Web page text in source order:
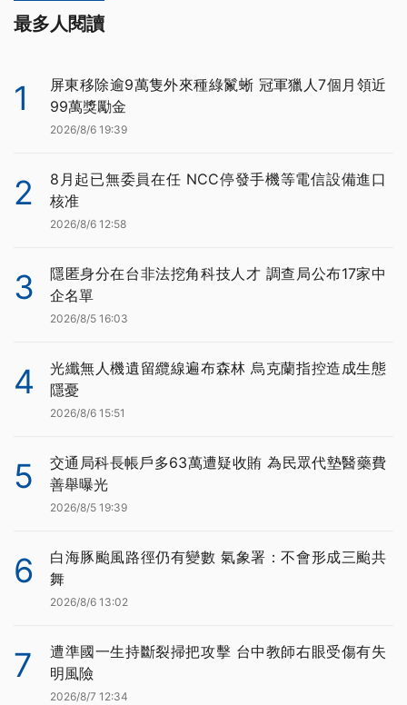
最多人閱讀
1
屏東移除逾9萬隻外來種綠鬣蜥 冠軍獵人7個月領近
99萬獎勵金
2026/8/6 19:39
2
8月起已無委員在任 NCC停發手機等電信設備進口
核准
2026/8/6 12:58
3
隱匿身分在台非法挖角科技人才 調查局公布17家中
企名單
2026/8/5 16:03
4
光纖無人機遺留纜線遍布森林 烏克蘭指控造成生態
隱憂
2026/8/6 15:51
5
交通局科長帳戶多63萬遭疑收賄 為民眾代墊醫藥費
善舉曝光
2026/8/5 19:39
6
白海豚颱風路徑仍有變數 氣象署：不會形成三颱共
舞
2026/8/6 13:02
7
遭準國一生持斷裂掃把攻擊 台中教師右眼受傷有失
明風險
2026/8/7 12:34